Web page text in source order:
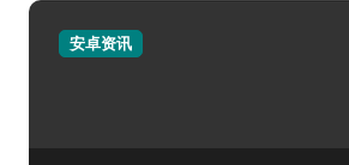
安卓资讯